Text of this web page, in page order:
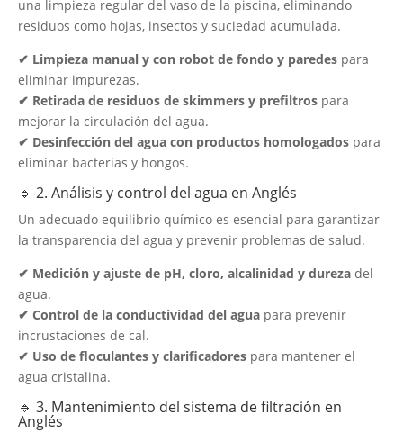
una limpieza regular del vaso de la piscina, eliminando
residuos como hojas, insectos y suciedad acumulada.
✔ Limpieza manual y con robot de fondo y paredes para
eliminar impurezas.
✔ Retirada de residuos de skimmers y prefiltros para
mejorar la circulación del agua.
✔ Desinfección del agua con productos homologados para
eliminar bacterias y hongos.
🔹 2. Análisis y control del agua en Anglés
Un adecuado equilibrio químico es esencial para garantizar
la transparencia del agua y prevenir problemas de salud.
✔ Medición y ajuste de pH, cloro, alcalinidad y dureza del
agua.
✔ Control de la conductividad del agua para prevenir
incrustaciones de cal.
✔ Uso de floculantes y clarificadores para mantener el
agua cristalina.
🔹 3. Mantenimiento del sistema de filtración en
Anglés